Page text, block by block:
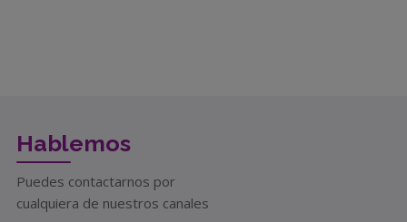
Hablemos
Puedes contactarnos por
cualquiera de nuestros canales